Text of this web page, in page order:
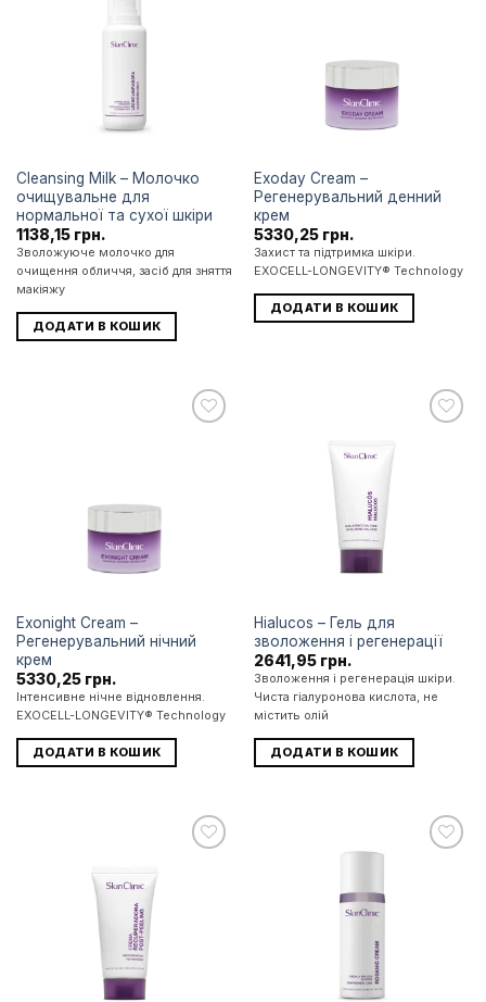
Cleansing Milk – Молочко
очищувальне для
нормальної та сухої шкіри
1138,15 грн.
Зволожуюче молочко для
очищення обличчя, засіб для зняття
макіяжу
ДОДАТИ В КОШИК
Exoday Cream –
Регенерувальний денний
крем
5330,25 грн.
Захист та підтримка шкіри.
EXOCELL-LONGEVITY® Technology
ДОДАТИ В КОШИК
Exonight Cream –
Регенерувальний нічний
крем
5330,25 грн.
Інтенсивне нічне відновлення.
EXOCELL-LONGEVITY® Technology
ДОДАТИ В КОШИК
Hialucos – Гель для
зволоження і регенерації
2641,95 грн.
Зволоження і регенерація шкіри.
Чиста гіалуронова кислота, не
містить олій
ДОДАТИ В КОШИК